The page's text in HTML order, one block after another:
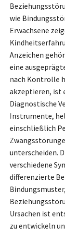
wie
Erwachsene
Anzeichen
eine
nach Kontrolle
akzeptieren, ist
Diagnostische
Instrumente,
einschließlich
unterscheiden.
verschiedene
differenzierte
Ursachen ist
zu entwickeln